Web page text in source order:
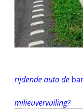
die flikker
rijdende auto de
milieuvervuiling?